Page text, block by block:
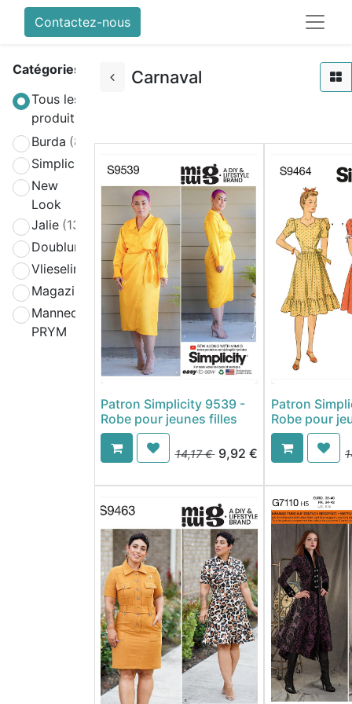
Contactez-nous
Catégories
Tous les
produits
Burda (808)
Simplicity
(580)
New
Look
Jalie (139)
Doublure
(2)
Vlieseline
(64)
Magazines
(19)
Mannequin
PRYM
(4)
Carnaval
Patron Simplicity 9539 -
Robe pour jeunes filles
14,17€ 9,92 €
Patron
Robe pour